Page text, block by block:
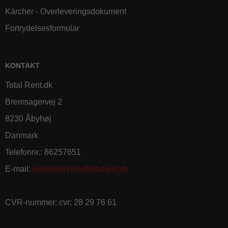
Kärcher - Overleveringsdokument
Fortrydelsesformular
KONTAKT
Total Rent.dk
Bremsagervej 2
8230 Åbyhøj
Danmark
Telefonnr.: 86257651
E-mail : kundeservice@totalrent.dk
CVR-nummer: cvr: 28 29 76 61